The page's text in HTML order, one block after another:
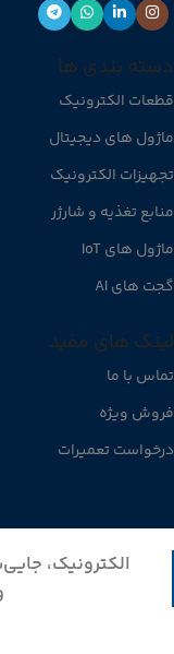
دسته بندی ها
قطعات الکترونیک
ماژول های دیجیتال
تجهیزات الکترونیک
منابع تغذیه و شارژر
ماژول های IoT
گجت های AI
لینک های مفید
تماس با ما
فروش ویژه
درخواست تعمیرات
الکترونیک،